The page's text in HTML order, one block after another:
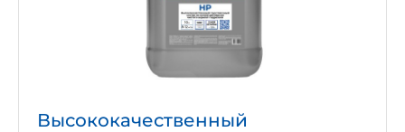
Высококачественный